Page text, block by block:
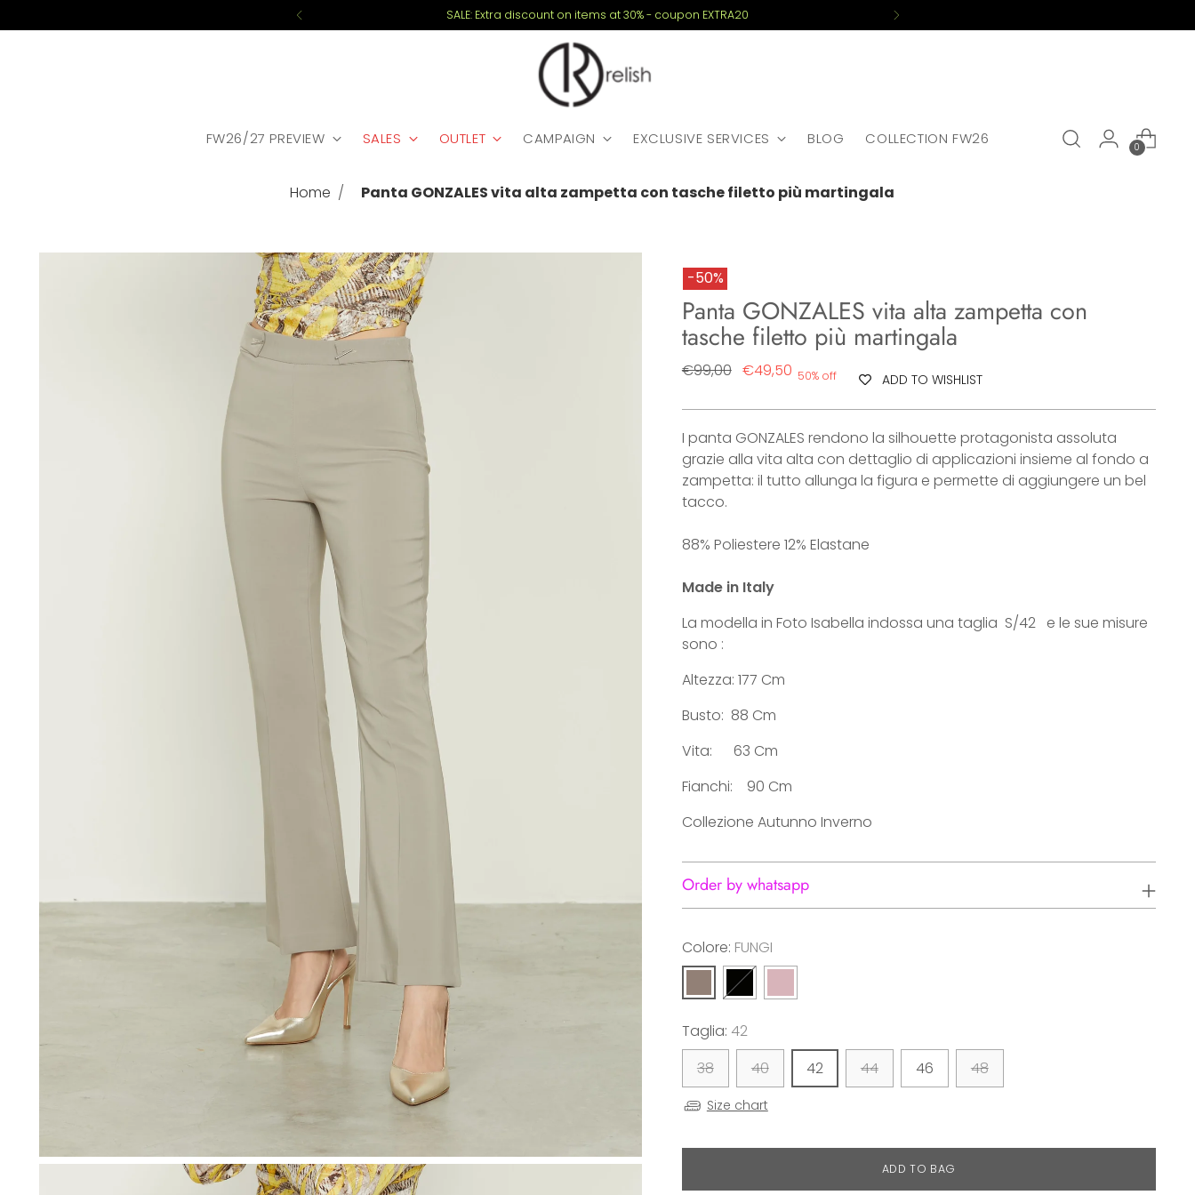
SALE: Extra discount on items at 30% - coupon EXTRA20
FW26/27 PREVIEW SALES OUTLET CAMPAIGN EXCLUSIVE SERVICES BLOG COLLECTION FW26 0
Home Panta GONZALES vita alta zampetta con tasche filetto più martingala
-50%
Panta GONZALES vita alta zampetta con
tasche filetto più martingala
Regular
€99,00 €49,50 50% off ADD TO WISHLIST
I panta GONZALES rendono la silhouette protagonista assoluta
grazie alla vita alta con dettaglio di applicazioni insieme al fondo a
zampetta: il tutto allunga la figura e permette di aggiungere un bel
tacco.
88% Poliestere 12% Elastane
Made in Italy
La modella in Foto Isabella indossa una taglia S/42 e le sue misure
sono :
Altezza: 177 Cm
Busto: 88 Cm
Vita: 63 Cm
Fianchi: 90 Cm
Collezione Autunno Inverno
Order by whatsapp
Colore: FUNGI
Taglia: 42
38
40 42 44 46 48
Size chart
ADD TO BAG